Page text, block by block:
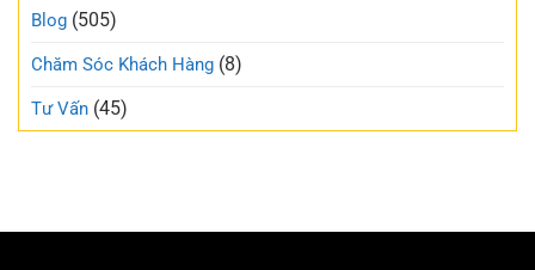
Blog (505)
Chăm Sóc Khách Hàng (8)
Tư Vấn (45)